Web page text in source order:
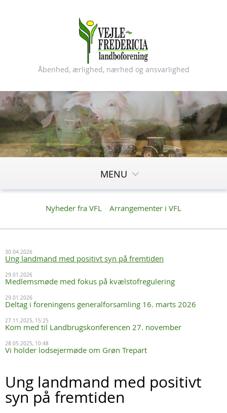
Åbenhed, ærlighed, nærhed og ansvarlighed
MENU
Nyheder fra VFL Arrangementer i VFL
30.04.2026
Ung landmand med positivt syn på fremtiden
29.01.2026
Medlemsmøde med fokus på kvælstofregulering
29.01.2026
Deltag i foreningens generalforsamling 16. marts 2026
27.11.2025, 15:25
Kom med til Landbrugskonferencen 27. november
28.05.2025, 10:48
Vi holder lodsejermøde om Grøn Trepart
Ung landmand med positivt
syn på fremtiden